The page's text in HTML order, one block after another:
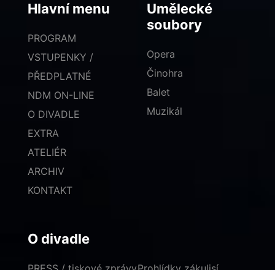
Hlavní menu
PROGRAM
VSTUPENKY /
PŘEDPLATNÉ
NDM ON-LINE
O DIVADLE
EXTRA
ATELIÉR
ARCHIV
KONTAKT
Umělecké
soubory
Opera
Činohra
Balet
Muzikál
O divadle